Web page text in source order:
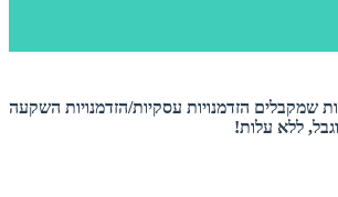
שמקבלים הזדמנויות עסקיות/הזדמנויות השקעה
ללא עלות!